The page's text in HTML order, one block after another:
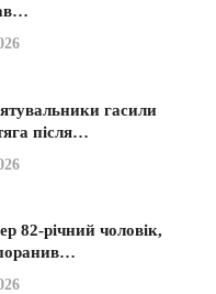
гасили
після…
82-річний чоловік,